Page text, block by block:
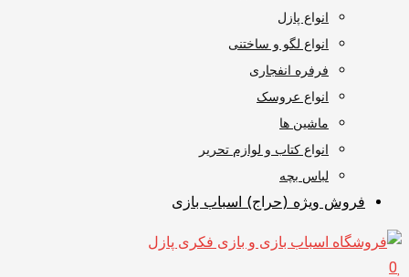
انواع پازل
انواع لگو و ساختنی
فرفره انفجاری
انواع عروسک
ماشین ها
انواع کتاب و لوازم تحریر
لباس بچه
فروش ویژه (حراج) اسباب بازی
0